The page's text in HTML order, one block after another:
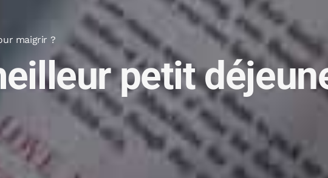
maigrir ?
petit